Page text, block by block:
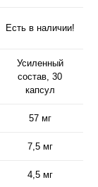
Есть в наличии!
Усиленный
состав, 30
капсул
57 мг
7,5 мг
4,5 мг